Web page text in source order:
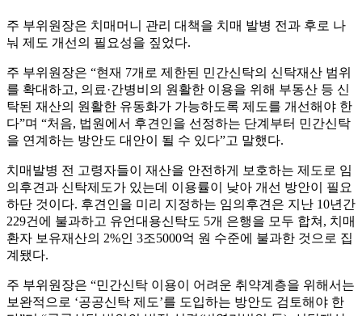
주 부위원장은 치매머니 관리 대책을 치매 발병 전과 후로 나
눠 제도 개선의 필요성을 짚었다.
주 부위원장은 “현재 7개로 제한된 민간신탁의 신탁재산 범위
를 확대하고, 의료·간병비의 원활한 이용을 위해 부동산 등 신
탁된 재산의 원활한 유동화가 가능하도록 제도를 개선해야 한
다”며 “처음, 법원에서 후견인을 선정하는 단계부터 민간신탁
을 연계하는 방안도 대안이 될 수 있다”고 말했다.
치매발병 전 고령자들이 재산을 안전하게 보호하는 제도로 임
의후견과 신탁제도가 있는데 이용률이 낮아 개선 방안이 필요
하단 것이다. 후견인을 미리 지정하는 임의후견은 지난 10년간
229건에 불과하고 유언대용신탁도 5개 은행을 모두 합쳐, 치매
환자 보유재산의 2%인 3조5000억 원 수준에 불과한 것으로 집
계됐다.
주 부위원장은 “민간신탁 이용이 어려운 취약계층을 위해서는
보완적으로 ‘공공신탁 제도’를 도입하는 방안도 검토해야 한